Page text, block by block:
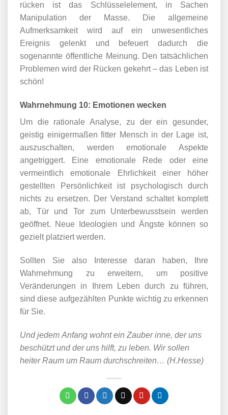
rücken ist das Schlüsselelement, in Sachen
Manipulation der Masse. Die allgemeine
Aufmerksamkeit wird auf ein unwesentliches
Ereignis gelenkt und befeuert dadurch die
sogenannte öffentliche Meinung. Den tatsächlichen
Problemen wird der Rücken gekehrt – das Leben ist
schön!
Wahrnehmung 10: Emotionen wecken
Um die rationale Analyse, zu der ein gesunder,
geistig einigermaßen fitter Mensch in der Lage ist,
auszuschalten, werden emotionale Aspekte
angetriggert. Eine emotionale Rede oder eine
vermeintlich emotionale Ehrlichkeit einer höher
gestellten Persönlichkeit ist psychologisch durch
nichts zu ersetzen. Der Verstand schaltet komplett
ab, Tür und Tor zum Unterbewusstsein werden
geöffnet. Neue Ideologien und Ängste können so
gezielt platziert werden.
Sollten Sie also Interesse daran haben, Ihre
Wahrnehmung zu erweitern, um positive
Veränderungen in Ihrem Leben durch zu führen,
sind diese aufgezählten Punkte wichtig zu erkennen
für Sie.
Und jedem Anfang wohnt ein Zauber inne, der uns
beschützt und der uns hilft, zu leben. Wir sollen
heiter Raum um Raum durchschreiten… (H.Hesse)